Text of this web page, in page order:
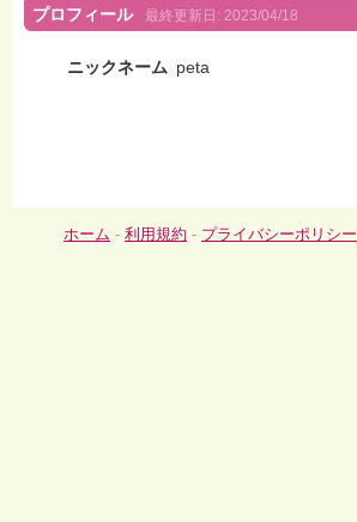
プロフィール 最終更新日: 2023/04/18
ニックネーム peta
ホーム - 利用規約 - プライバシーポリシー